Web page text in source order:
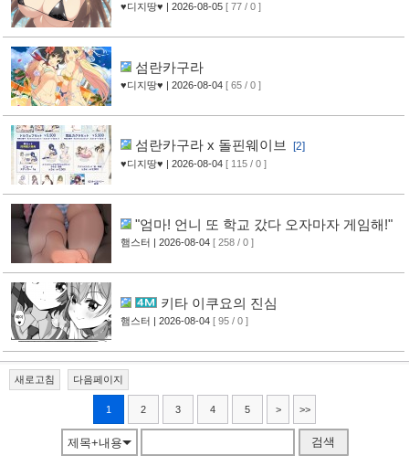
♥디지땅♥ | 2026-08-05 [ 77 / 0 ]
섬란카구라
♥디지땅♥ | 2026-08-04 [ 65 / 0 ]
섬란카구라 x 돌핀웨이브 [2]
♥디지땅♥ | 2026-08-04 [ 115 / 0 ]
"엄마! 언니 또 학교 갔다 오자마자 게임해!"
햄스터 | 2026-08-04 [ 258 / 0 ]
키타 이쿠요의 진심
햄스터 | 2026-08-04 [ 95 / 0 ]
새로고침 다음페이지
1 2 3 4 5 > >>
제목+내용 검색